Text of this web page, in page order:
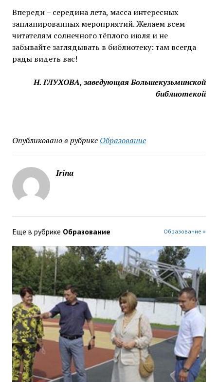
Впереди – середина лета, масса интересных
запланированных мероприятий. Желаем всем
читателям солнечного тёплого июля и не
забывайте заглядывать в библиотеку: там всегда
рады видеть вас!
Н. ГЛУХОВА, заведующая Большекузьминской
библиотекой
Опубликовано в рубрике Образование
Irina
Еще в рубрике Образование Образование »